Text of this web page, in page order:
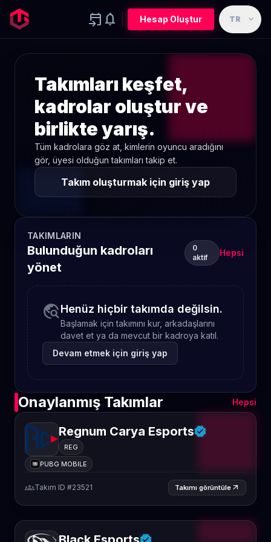
event_upcoming notifications Hesap Oluştur TR expand_more
Takımları keşfet,
kadrolar oluştur ve
birlikte yarış.
Tüm kadrolara göz at, kimlerin oyuncu aradığını
gör, üyesi olduğun takımları takip et.
Takım oluşturmak için giriş yap
TAKIMLARIN
Bulunduğun kadroları
yönet
0
aktif
Hepsi
travel_exploreHenüz hiçbir takımda değilsin.
Başlamak için takımını kur, arkadaşlarını
davet et ya da mevcut bir kadroya katıl.
Devam etmek için giriş yap
Onaylanmış Takımlar Hepsi
Regnum Carya Esports
REG
PUBG MOBILE
groupsTakım ID #23521 Takımı görüntüle arrow_outward